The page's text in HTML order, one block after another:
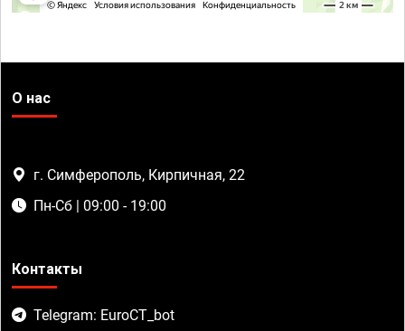
О нас
г. Симферополь, Кирпичная, 22
Пн-Сб | 09:00 - 19:00
Контакты
Telegram: EuroCT_bot